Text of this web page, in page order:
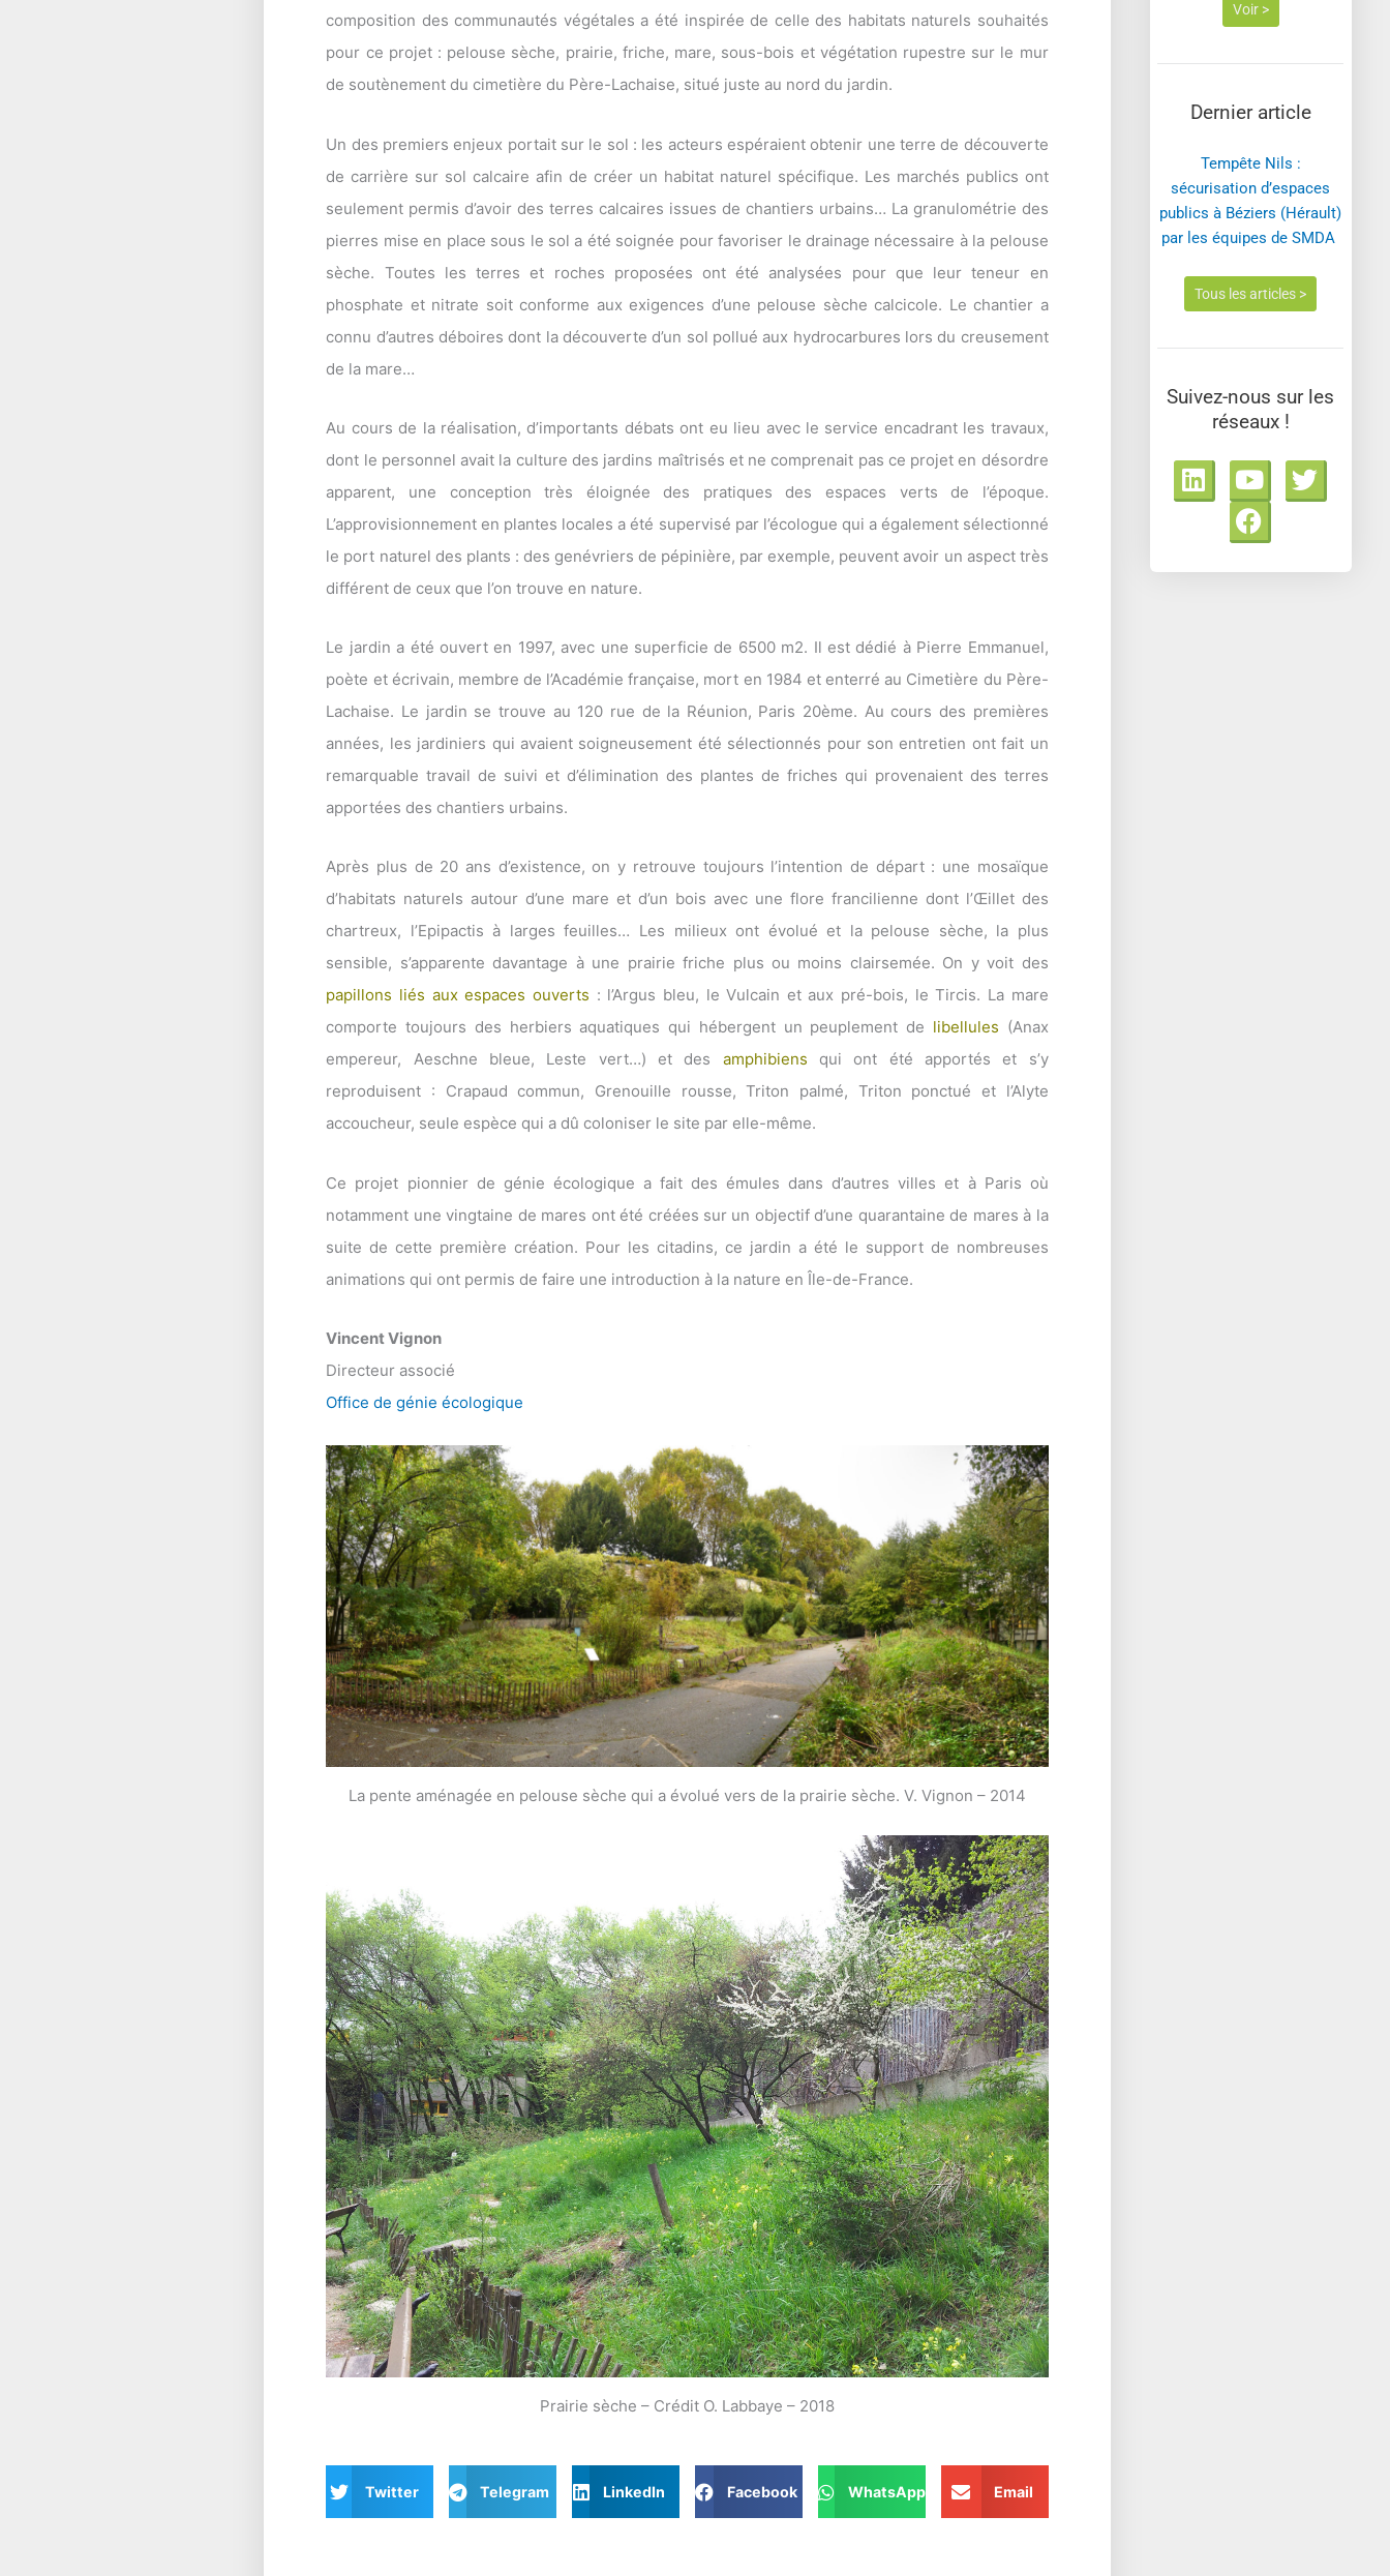
composition des communautés végétales a été inspirée de celle des habitats naturels souhaités
pour ce projet : pelouse sèche, prairie, friche, mare, sous-bois et végétation rupestre sur le mur
de soutènement du cimetière du Père-Lachaise, situé juste au nord du jardin.
Un des premiers enjeux portait sur le sol : les acteurs espéraient obtenir une terre de découverte
de carrière sur sol calcaire afin de créer un habitat naturel spécifique. Les marchés publics ont
seulement permis d’avoir des terres calcaires issues de chantiers urbains… La granulométrie des
pierres mise en place sous le sol a été soignée pour favoriser le drainage nécessaire à la pelouse
sèche. Toutes les terres et roches proposées ont été analysées pour que leur teneur en
phosphate et nitrate soit conforme aux exigences d’une pelouse sèche calcicole. Le chantier a
connu d’autres déboires dont la découverte d’un sol pollué aux hydrocarbures lors du creusement
de la mare…
Au cours de la réalisation, d’importants débats ont eu lieu avec le service encadrant les travaux,
dont le personnel avait la culture des jardins maîtrisés et ne comprenait pas ce projet en désordre
apparent, une conception très éloignée des pratiques des espaces verts de l’époque.
L’approvisionnement en plantes locales a été supervisé par l’écologue qui a également sélectionné
le port naturel des plants : des genévriers de pépinière, par exemple, peuvent avoir un aspect très
différent de ceux que l’on trouve en nature.
Le jardin a été ouvert en 1997, avec une superficie de 6500 m2. Il est dédié à Pierre Emmanuel,
poète et écrivain, membre de l’Académie française, mort en 1984 et enterré au Cimetière du Père-
Lachaise. Le jardin se trouve au 120 rue de la Réunion, Paris 20ème. Au cours des premières
années, les jardiniers qui avaient soigneusement été sélectionnés pour son entretien ont fait un
remarquable travail de suivi et d’élimination des plantes de friches qui provenaient des terres
apportées des chantiers urbains.
Après plus de 20 ans d’existence, on y retrouve toujours l’intention de départ : une mosaïque
d’habitats naturels autour d’une mare et d’un bois avec une flore francilienne dont l’Œillet des
chartreux, l’Epipactis à larges feuilles… Les milieux ont évolué et la pelouse sèche, la plus
sensible, s’apparente davantage à une prairie friche plus ou moins clairsemée. On y voit des
papillons liés aux espaces ouverts : l’Argus bleu, le Vulcain et aux pré-bois, le Tircis. La mare
comporte toujours des herbiers aquatiques qui hébergent un peuplement de libellules (Anax
empereur, Aeschne bleue, Leste vert…) et des amphibiens qui ont été apportés et s’y
reproduisent : Crapaud commun, Grenouille rousse, Triton palmé, Triton ponctué et l’Alyte
accoucheur, seule espèce qui a dû coloniser le site par elle-même.
Ce projet pionnier de génie écologique a fait des émules dans d’autres villes et à Paris où
notamment une vingtaine de mares ont été créées sur un objectif d’une quarantaine de mares à la
suite de cette première création. Pour les citadins, ce jardin a été le support de nombreuses
animations qui ont permis de faire une introduction à la nature en Île-de-France.
Vincent Vignon
Directeur associé
Office de génie écologique
La pente aménagée en pelouse sèche qui a évolué vers de la prairie sèche. V. Vignon – 2014
Prairie sèche – Crédit O. Labbaye – 2018
Twitter Telegram LinkedIn Facebook WhatsApp Email
Voir >
Dernier article
Tempête Nils :
sécurisation d’espaces
publics à Béziers (Hérault)
par les équipes de SMDA ​
Tous les articles >
Suivez-nous sur les
réseaux !
L
i
e
Y
o
u
t
u
T
w
t
F
a
c
e
b